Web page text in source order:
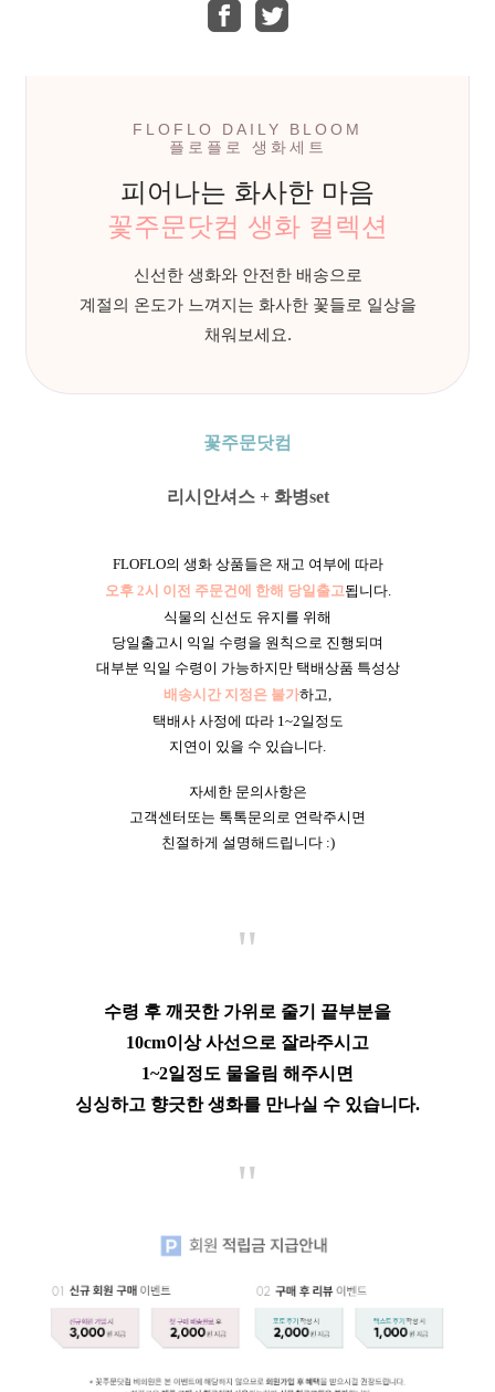
FLOFLO DAILY BLOOM
플로플로 생화세트
피어나는 화사한 마음
꽃주문닷컴 생화 컬렉션
신선한 생화와 안전한 배송으로
계절의 온도가 느껴지는 화사한 꽃들로 일상을
채워보세요.
꽃주문닷컴
리시안셔스 + 화병set
FLOFLO의 생화 상품들은 재고 여부에 따라
오후 2시 이전 주문건에 한해 당일출고됩니다.
식물의 신선도 유지를 위해
당일출고시 익일 수령을 원칙으로 진행되며
대부분 익일 수령이 가능하지만 택배상품 특성상
배송시간 지정은 불가하고,
택배사 사정에 따라 1~2일정도
지연이 있을 수 있습니다.
자세한 문의사항은
고객센터또는 톡톡문의로 연락주시면
친절하게 설명해드립니다 :)
"
수령 후 깨끗한 가위로 줄기 끝부분을
10cm이상 사선으로 잘라주시고
1~2일정도 물올림 해주시면
싱싱하고 향긋한 생화를 만나실 수 있습니다.
"